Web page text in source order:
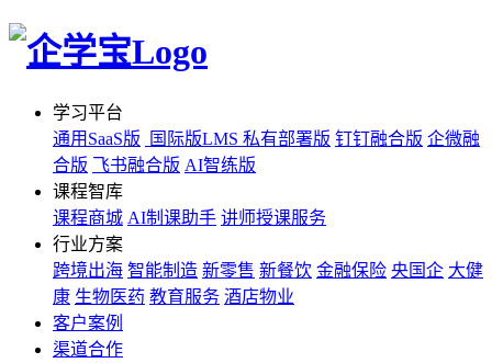
学习平台
通用SaaS版
国际版LMS 私有部署版 钉钉融合版 企微融
合版 飞书融合版 AI智练版
课程智库
课程商城 AI制课助手 讲师授课服务
行业方案
跨境出海 智能制造 新零售 新餐饮 金融保险 央国企 大健
康 生物医药 教育服务 酒店物业
客户案例
渠道合作